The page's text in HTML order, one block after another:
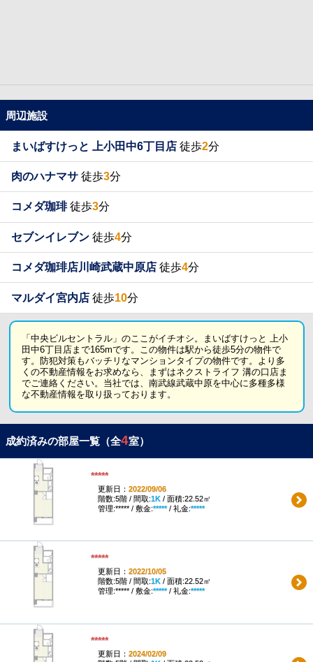
周辺施設
まいばすけっと 上小田中6丁目店 徒歩2分
肉のハナマサ 徒歩3分
コメダ珈琲徒歩3分
セブンイレブン 徒歩4分
コメダ珈琲店川崎武蔵中原店 徒歩4分
マルダイ宮内店 徒歩10分
「中央ビルセントラル」のここがイチオシ。まいばすけっと 上小
田中6丁目店まで165mです。この物件は駅から徒歩5分の物件で
す。防犯対策もバッチリなマンションタイプの物件です。より多
くの不動産情報をお求めなら、まずはネクストライフ 溝の口店ま
でご連絡ください。当社では、南武線武蔵中原を中心に多種多様
な不動産情報を取り扱っております。
成約済みの部屋一覧（全4室）
*****
更新日： 2022/09/06
階数:5階 / 間取:1K/ 面積:22.52㎡
管理:***** / 敷金:*****/ 礼金:*****
*****
更新日： 2022/10/05
階数:5階 / 間取:1K/ 面積:22.52㎡
管理:***** / 敷金:*****/ 礼金:*****
*****
更新日： 2024/02/09